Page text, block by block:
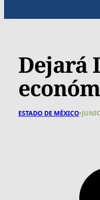
Dejará
ESTADO DE MÉXICO•